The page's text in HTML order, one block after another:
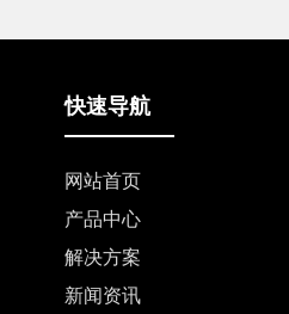
快速导航
网站首页
产品中心
解决方案
新闻资讯